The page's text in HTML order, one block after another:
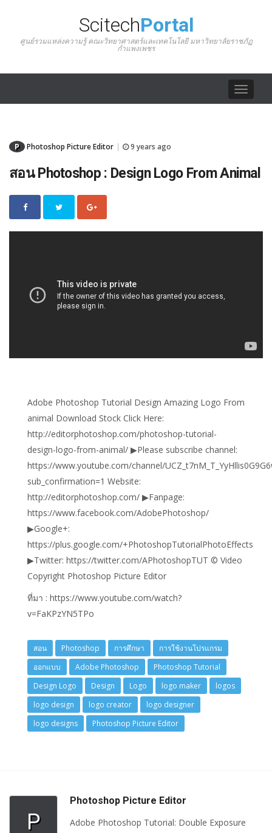
ScitechPortal
ศูนย์รวมแหล่งความรู้ คณะวิทยาศาสตร์และเทคโนโลยี มหาวิทยาลัยราชภัฏ
กำแพงเพชร
Toggle
P Photoshop Picture Editor 9 years ago
สอน Photoshop : Design Logo From Animal
Adobe Photoshop Tutorial Design Amazing Logo From
animal Download Stock Click Here:
http://editorphotoshop.com/photoshop-tutorial-
design-logo-from-animal/ ▶Please subscribe channel:
https://www.youtube.com/channel/
sub_confirmation=1 Website:
http://editorphotoshop.com/ ▶Fanpage:
https://www.facebook.com/AdobePhotoshop/
▶Google+:
https://plus.google.com/+PhotoshopTutorialPhotoEffects
▶Twitter: https://twitter.com/APhotoshopTUT © Video
Copyright Photoshop Picture Editor
ที่มา : https://www.youtube.com/watch?
v=FaKPzYN5TPo
สอน Photoshop การศึกษา
การใช้งานโปรแกรม
ออกแบบ
Adobe Photoshop
Photoshop Tutorial
Design Logo
Design Logo logo maker
logos
logo design
logo creator
logo designer
logo designs
Photoshop Picture Editor
P
Photoshop Picture Editor
Adobe Photoshop Tutorial: Double Exposure